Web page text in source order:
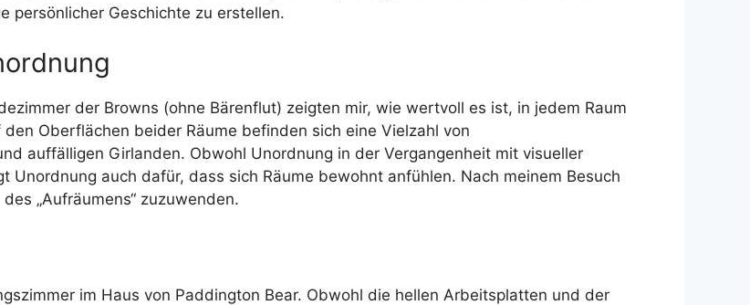
persönlicher Geschichte zu erstellen.
der Browns (ohne Bärenflut) zeigten mir, wie wertvoll es ist, in jedem Raum
Oberflächen beider Räume befinden sich eine Vielzahl von
auffälligen Girlanden. Obwohl Unordnung in der Vergangenheit mit visueller
auch dafür, dass sich Räume bewohnt anfühlen. Nach meinem Besuch
„Aufräumens“ zuzuwenden.
im Haus von Paddington Bear. Obwohl die hellen Arbeitsplatten und der